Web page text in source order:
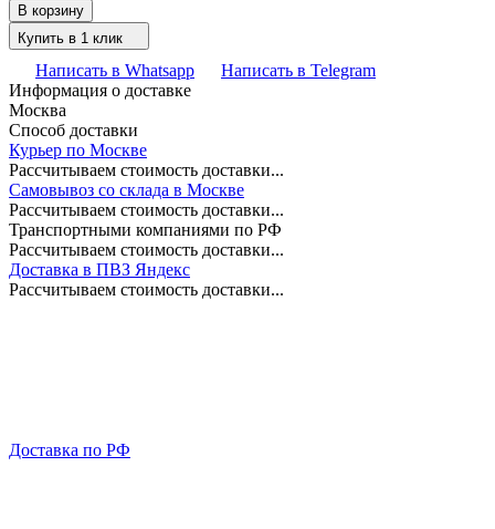
В корзину
Купить в 1 клик
Написать в Whatsapp
Написать в Telegram
Информация о доставке
Москва
Способ доставки
Курьер по Москве
Рассчитываем стоимость доставки...
Самовывоз со склада в Москве
Рассчитываем стоимость доставки...
Транспортными компаниями по РФ
Рассчитываем стоимость доставки...
Доставка в ПВЗ Яндекс
Рассчитываем стоимость доставки...
Доставка по РФ